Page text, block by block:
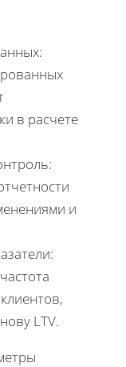
в расчете
и
LTV.